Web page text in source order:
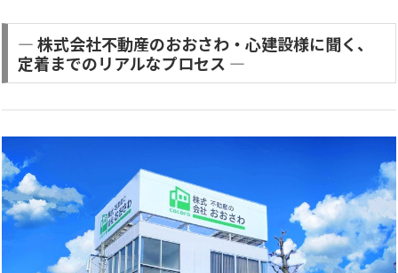
― 株式会社不動産のおおさわ・心建設様に聞く、
定着までのリアルなプロセス ―